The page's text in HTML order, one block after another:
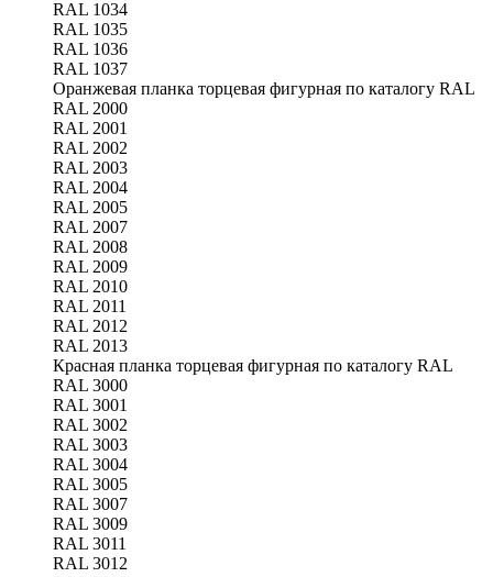
RAL 1034
RAL 1035
RAL 1036
RAL 1037
Оранжевая планка торцевая фигурная по каталогу RAL
RAL 2000
RAL 2001
RAL 2002
RAL 2003
RAL 2004
RAL 2005
RAL 2007
RAL 2008
RAL 2009
RAL 2010
RAL 2011
RAL 2012
RAL 2013
Красная планка торцевая фигурная по каталогу RAL
RAL 3000
RAL 3001
RAL 3002
RAL 3003
RAL 3004
RAL 3005
RAL 3007
RAL 3009
RAL 3011
RAL 3012